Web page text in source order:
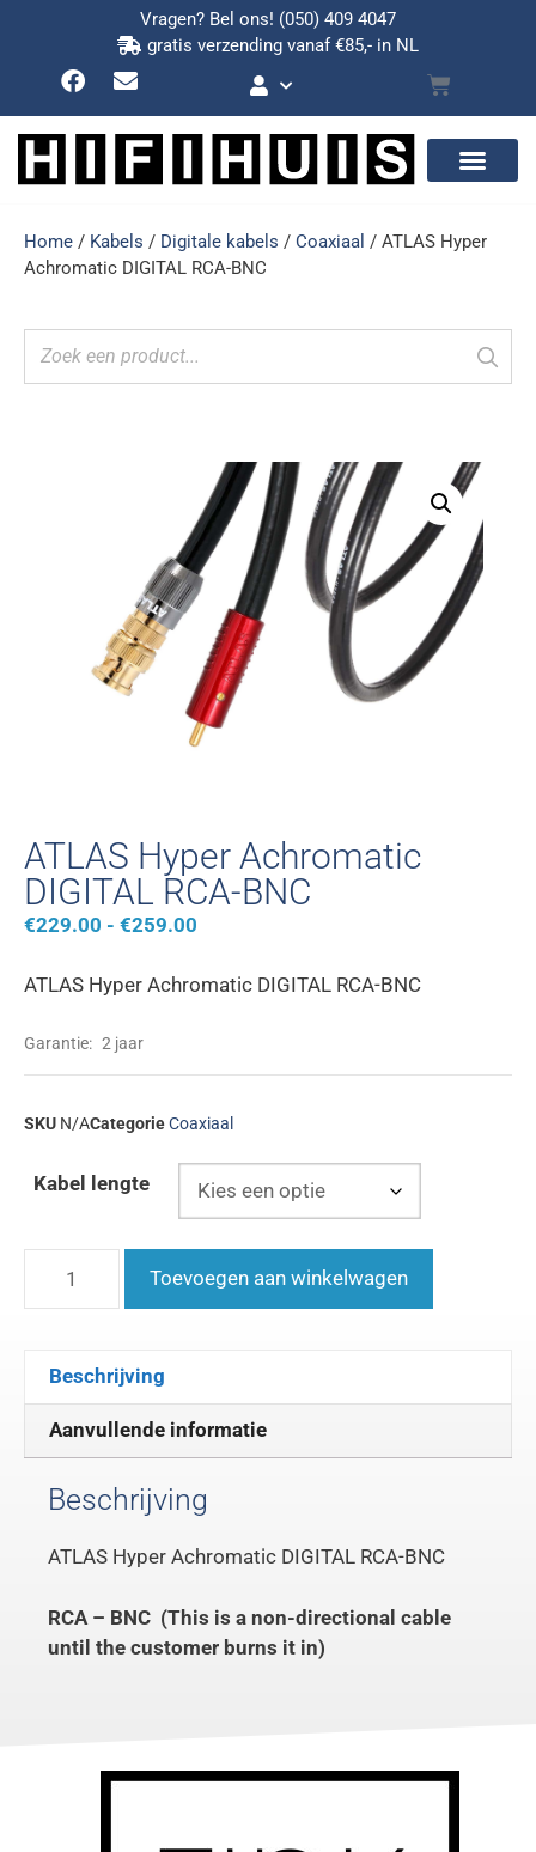
Vragen? Bel ons! (050) 409 4047
gratis verzending vanaf €85,- in NL
Home / Kabels / Digitale kabels / Coaxiaal / ATLAS Hyper
Achromatic DIGITAL RCA-BNC
ATLAS Hyper Achromatic
DIGITAL RCA-BNC
€229.00 - €259.00
ATLAS Hyper Achromatic DIGITAL RCA-BNC
Garantie: 2 jaar
SKU N/ACategorieCoaxiaal
Kabel lengte
Toevoegen aan winkelwagen
Beschrijving
Aanvullende informatie
Beschrijving
ATLAS Hyper Achromatic DIGITAL RCA-BNC
RCA – BNC (This is a non-directional cable
until the customer burns it in)